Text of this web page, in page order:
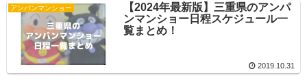
アンパンマンショー
【2024年最新版】三重県のアンパ
ンマンショー日程スケジュール一
覧まとめ！
2019.10.31